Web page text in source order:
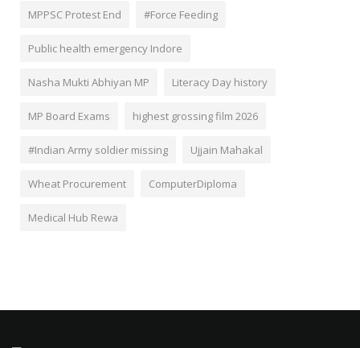
MPPSC Protest End #Force Feeding
Public health emergency Indore
Nasha Mukti Abhiyan MP Literacy Day history
MP Board Exams highest grossing film 2026
#Indian Army soldier missing Ujjain Mahakal
Wheat Procurement ComputerDiploma
Medical Hub Rewa